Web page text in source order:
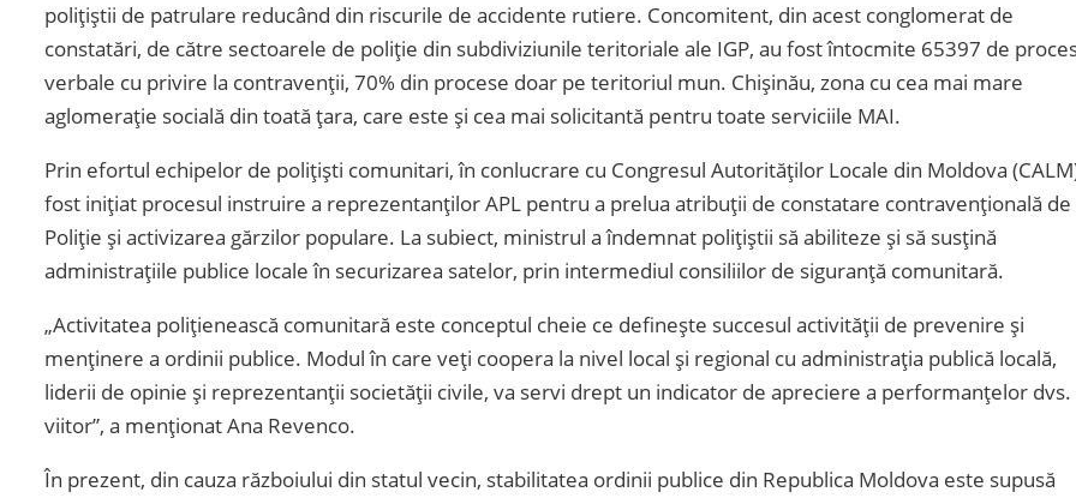
polițiștii de patrulare reducând din riscurile de accidente rutiere. Concomitent, din acest conglomerat de
constatări, de către sectoarele de poliție din subdiviziunile teritoriale ale IGP, au fost întocmite 65397 de
verbale cu privire la contravenții, 70% din procese doar pe teritoriul mun. Chișinău, zona cu cea mai mare
aglomerație socială din toată țara, care este și cea mai solicitantă pentru toate serviciile MAI.
Prin efortul echipelor de polițiști comunitari, în conlucrare cu Congresul Autorităților Locale din Moldova
fost inițiat procesul instruire a reprezentanților APL pentru a prelua atribuții de constatare contravențională de
Poliție și activizarea gărzilor populare. La subiect, ministrul a îndemnat polițiștii să abiliteze și să susțină
administrațiile publice locale în securizarea satelor, prin intermediul consiliilor de siguranță comunitară.
„Activitatea polițienească comunitară este conceptul cheie ce definește succesul activității de prevenire și
menținere a ordinii publice. Modul în care veți coopera la nivel local și regional cu administrația publică locală,
liderii de opinie și reprezentanții societății civile, va servi drept un indicator de apreciere a performanțelor dvs.
viitor”, a menționat Ana Revenco.
În prezent, din cauza războiului din statul vecin, stabilitatea ordinii publice din Republica Moldova este supusă